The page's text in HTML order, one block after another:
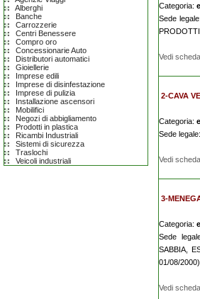
Alberghi
Banche
Carrozzerie
Centri Benessere
Compro oro
Concessionarie Auto
Distributori automatici
Gioiellerie
Imprese edili
Imprese di disinfestazione
Imprese di pulizia
Installazione ascensori
Mobilifici
Negozi di abbigliamento
Prodotti in plastica
Ricambi Industriali
Sistemi di sicurezza
Traslochi
Veicoli industriali
Categoria:
Sede
PRODOTTI
Vedi
2-CAVA
Categoria:
Sede
Vedi
3-
Categoria:
Sede
SABBIA,
01/08/2000).
Vedi